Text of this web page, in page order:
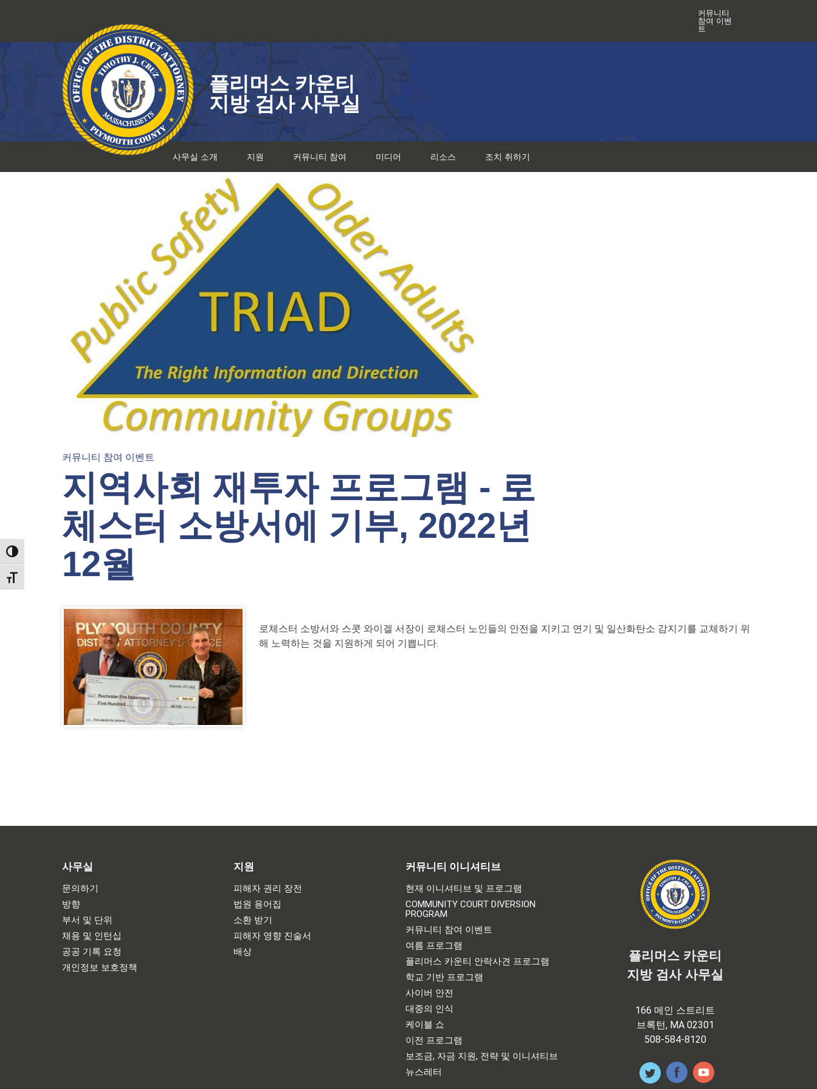
TOGGLE HIGH CONTRAST
TOGGLE FONT SIZE
로
건
뛰
기
커뮤니티
참여 이벤
트
플리머스 카운티
지방 검사 사무실
사무실 소개 지원 커뮤니티 참여 미디어 리소스 조치 취하기
커뮤니티 참여 이벤트
지역사회 재투자 프로그램 - 로
체스터 소방서에 기부, 2022년
12월
로체스터 소방서와 스콧 와이겔 서장이 로체스터 노인들의 안전을 지키고 연기 및 일산화탄소 감지기를 교체하기 위
해 노력하는 것을 지원하게 되어 기쁩니다.
사무실
문의하기
방향
부서 및 단위
채용 및 인턴십
공공 기록 요청
개인정보 보호정책
지원
피해자 권리 장전
법원 용어집
소환 받기
피해자 영향 진술서
배상
커뮤니티 이니셔티브
현재 이니셔티브 및 프로그램
COMMUNITY COURT DIVERSION
PROGRAM
커뮤니티 참여 이벤트
여름 프로그램
플리머스 카운티 안락사견 프로그램
학교 기반 프로그램
사이버 안전
대중의 인식
케이블 쇼
이전 프로그램
보조금, 자금 지원, 전략 및 이니셔티브
뉴스레터
플리머스 카운티
지방 검사 사무실
166 메인 스트리트
브록턴, MA 02301
508-584-8120